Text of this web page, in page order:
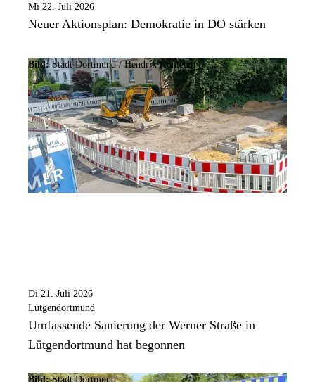
Mi 22. Juli 2026
Neuer Aktionsplan: Demokratie in DO stärken
Bild:Stadt Dortmund /Hendrik Konietzny
Di 21. Juli 2026
Lütgendortmund
Umfassende Sanierung der Werner Straße in
Lütgendortmund hat begonnen
Bild:Stadt Dortmund